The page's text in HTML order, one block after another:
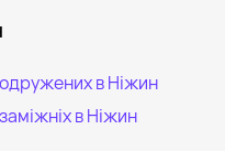
в Ніжин
в Ніжин